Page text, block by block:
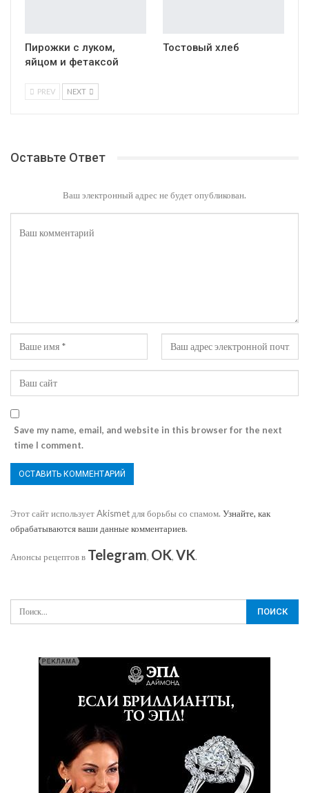
Пирожки с луком,
яйцом и фетаксой
Тостовый хлеб
PREV NEXT
Оставьте Ответ
Ваш электронный адрес не будет опубликован.
Save my name, email, and website in this browser for the next
time I comment.
Этот сайт использует Akismet для борьбы со спамом. Узнайте, как
обрабатываются ваши данные комментариев.
Анонсы рецептов в Telegram, OK, VK.